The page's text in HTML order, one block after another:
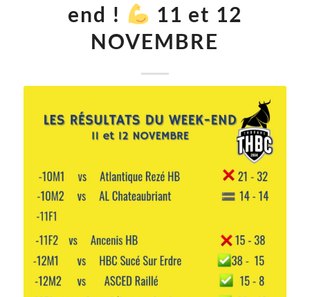
end !
11 et 12
NOVEMBRE